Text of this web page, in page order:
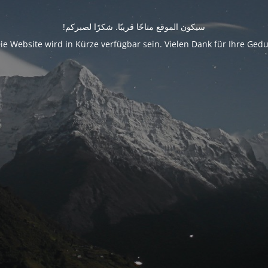
سيكون الموقع متاحًا قريبًا. شكرًا لصبركم!
Website wird in Kürze verfügbar sein. Vielen Dank für Ihre